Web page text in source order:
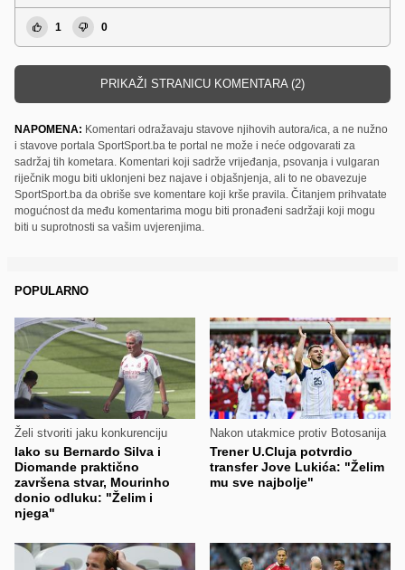
1 0
PRIKAŽI STRANICU KOMENTARA (2)
NAPOMENA: Komentari odražavaju stavove njihovih autora/ica, a ne nužno
i stavove portala SportSport.ba te portal ne može i neće odgovarati za
sadržaj tih kometara. Komentari koji sadrže vrijeđanja, psovanja i vulgaran
riječnik mogu biti uklonjeni bez najave i objašnjenja, ali to ne obavezuje
SportSport.ba da obriše sve komentare koji krše pravila. Čitanjem prihvatate
mogućnost da među komentarima mogu biti pronađeni sadržaji koji mogu
biti u suprotnosti sa vašim uvjerenjima.
POPULARNO
Želi stvoriti jaku konkurenciju
Iako su Bernardo Silva i
Diomande praktično
završena stvar, Mourinho
donio odluku: "Želim i
njega"
Nakon utakmice protiv Botosanija
Trener U.Cluja potvrdio
transfer Jove Lukića: "Želim
mu sve najbolje"